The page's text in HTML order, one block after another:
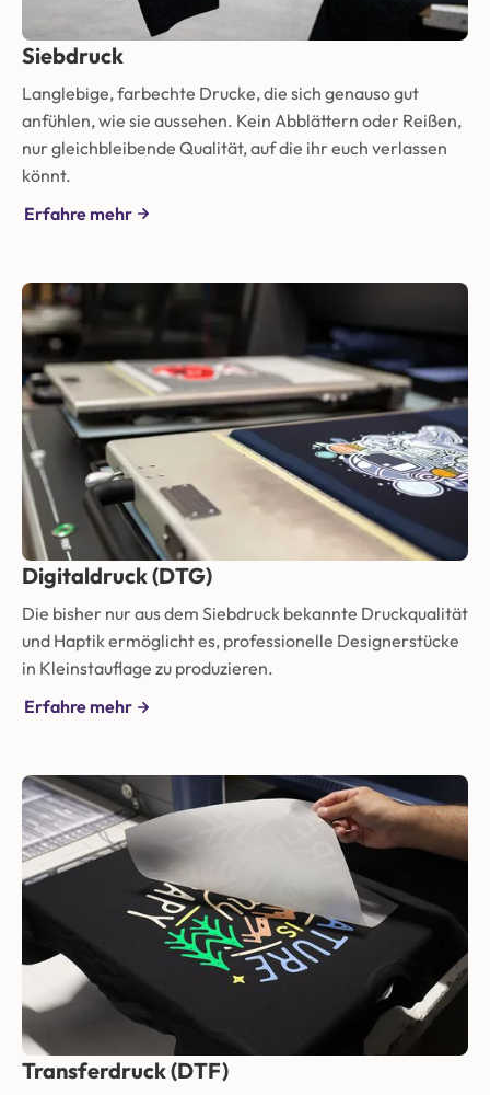
Siebdruck
Langlebige, farbechte Drucke, die sich genauso gut
anfühlen, wie sie aussehen. Kein Abblättern oder Reißen,
nur gleichbleibende Qualität, auf die ihr euch verlassen
könnt.
Erfahre mehr
Digitaldruck (DTG)
Die bisher nur aus dem Siebdruck bekannte Druckqualität
und Haptik ermöglicht es, professionelle Designerstücke
in Kleinstauflage zu produzieren.
Erfahre mehr
Transferdruck (DTF)